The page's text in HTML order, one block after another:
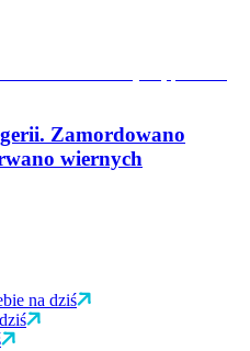
Zamordowano
wiernych
na dziś